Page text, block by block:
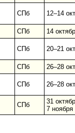
СПб 12–14
СПб 14
СПб 20–21
СПб 26–28
СПб 26–28
СПб
31
7 ноября